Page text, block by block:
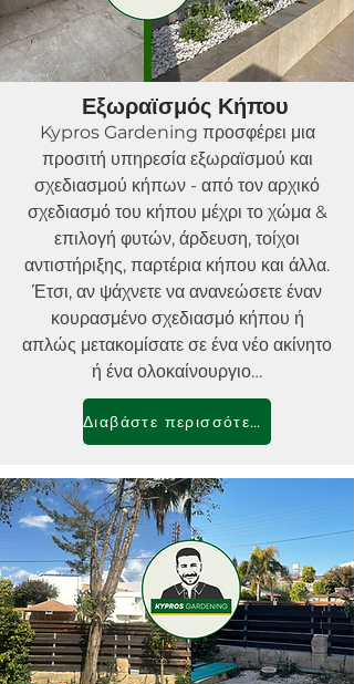
Εξωραϊσμός Κήπου
Kypros Gardening προσφέρει μια
προσιτή υπηρεσία εξωραϊσμού και
σχεδιασμού κήπων - από τον αρχικό
σχεδιασμό του κήπου μέχρι το χώμα &
επιλογή φυτών, άρδευση, τοίχοι
αντιστήριξης, παρτέρια κήπου και άλλα.
Έτσι, αν ψάχνετε να ανανεώσετε έναν
κουρασμένο σχεδιασμό κήπου ή
απλώς μετακομίσατε σε ένα νέο ακίνητο
ή ένα ολοκαίνουργιο…
Διαβάστε περισσότερα